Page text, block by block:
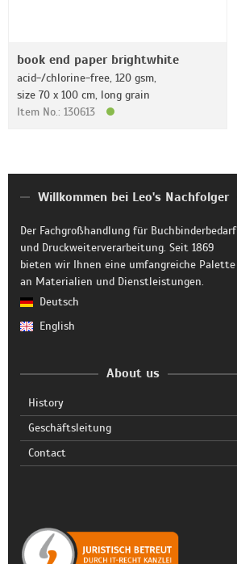
book end paper brightwhite
acid-/chlorine-free, 120 gsm,
size 70 x 100 cm, long grain
Item No.: 130613
Willkommen bei Leo's Nachfolger
Der Fachgroßhandlung für Buchbinderbedarf
und Druckweiterverarbeitung. Seit 1869
bieten wir Ihnen eine umfangreiche Palette
an Materialien und Dienstleistungen.
Deutsch
English
About us
History
Geschäftsleitung
Contact